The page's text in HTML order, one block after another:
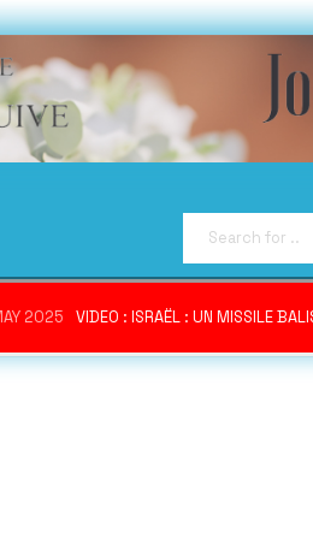
2025 VIDEO : ISRAËL : UN MISSILE